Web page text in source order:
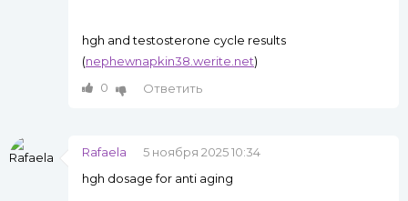
hgh and testosterone cycle results
(nephewnapkin38.werite.net)
0
Ответить
Rafaela
5 ноября 2025 10:34
hgh dosage for anti aging